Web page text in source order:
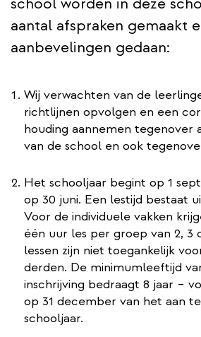
aantal afspraken gemaakt
aanbevelingen gedaan:
Wij verwachten van de
richtlijnen opvolgen en een
houding aannemen tegenover
van de school en ook
Het schooljaar begint op 1
op 30 juni. Een lestijd bestaat
Voor de individuele vakken
één uur les per groep van 2, 3
lessen zijn niet toegankelijk
derden. De minimumleeftijd
inschrijving bedraagt 8 jaar –
op 31 december van het aan
schooljaar.